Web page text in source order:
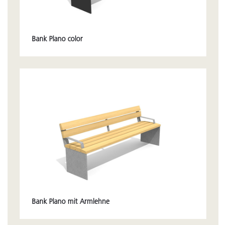
Bank Plano color
Bank Plano mit Armlehne